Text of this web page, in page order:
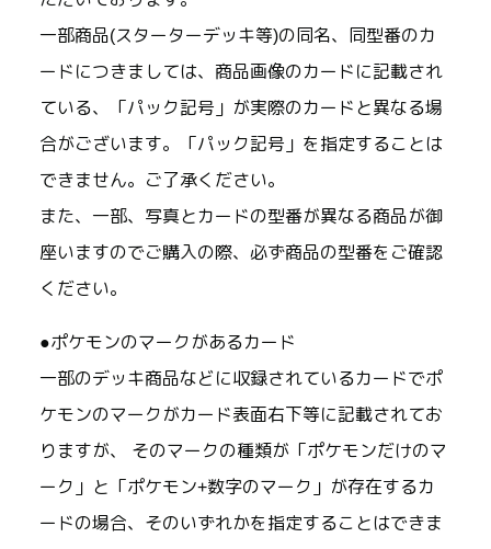
一部商品(スターターデッキ等)の同名、同型番のカ
ードにつきましては、商品画像のカードに記載され
ている、「パック記号」が実際のカードと異なる場
合がございます。「パック記号」を指定することは
できません。ご了承ください。
また、一部、写真とカードの型番が異なる商品が御
座いますのでご購入の際、必ず商品の型番をご確認
ください。
●ポケモンのマークがあるカード
一部のデッキ商品などに収録されているカードでポ
ケモンのマークがカード表面右下等に記載されてお
りますが、 そのマークの種類が「ポケモンだけのマ
ーク」と「ポケモン+数字のマーク」が存在するカ
ードの場合、そのいずれかを指定することはできま